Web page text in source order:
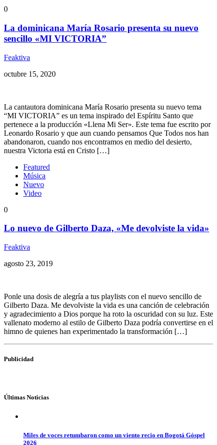
0
La dominicana María Rosario presenta su nuevo
sencillo «MI VICTORIA”
Feaktiva
octubre 15, 2020
La cantautora dominicana María Rosario presenta su nuevo tema
“MI VICTORIA” es un tema inspirado del Espíritu Santo que
pertenece a la producción «Llena Mi Ser». Este tema fue escrito por
Leonardo Rosario y que aun cuando pensamos Que Todos nos han
abandonaron, cuando nos encontramos en medio del desierto,
nuestra Victoria está en Cristo […]
Featured
Música
Nuevo
Video
0
Lo nuevo de Gilberto Daza, «Me devolviste la vida»
Feaktiva
agosto 23, 2019
Ponle una dosis de alegría a tus playlists con el nuevo sencillo de
Gilberto Daza. Me devolviste la vida es una canción de celebración
y agradecimiento a Dios porque ha roto la oscuridad con su luz. Este
vallenato moderno al estilo de Gilberto Daza podría convertirse en el
himno de quienes han experimentado la transformación […]
Publicidad
Últimas Noticias
Miles de voces retumbaron como un viento recio en Bogotá Góspel
2026